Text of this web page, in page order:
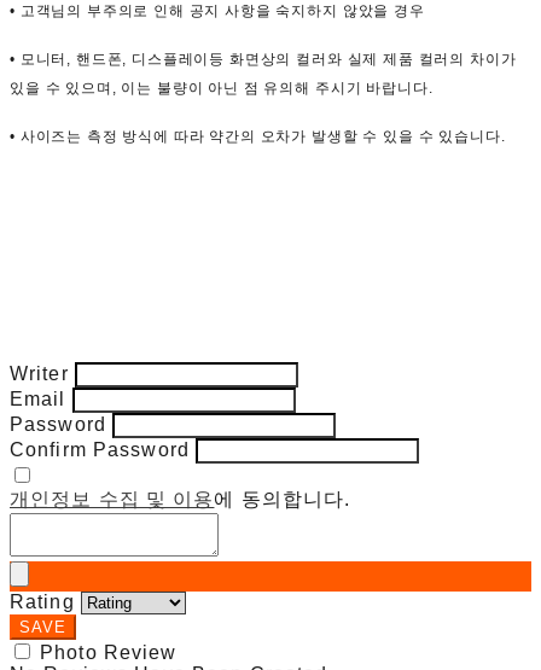
• 고객님의 부주의로 인해 공지 사항을 숙지하지 않았을 경우
• 모니터, 핸드폰, 디스플레이등 화면상의 컬러와 실제 제품 컬러의 차이가
있을 수 있으며, 이는 불량이 아닌 점 유의해 주시기 바랍니다.
• 사이즈는 측정 방식에 따라 약간의 오차가 발생할 수 있을 수 있습니다.
Writer
Email
Password
Confirm Password
개인정보 수집 및 이용에 동의합니다.
Rating
SAVE
Photo Review